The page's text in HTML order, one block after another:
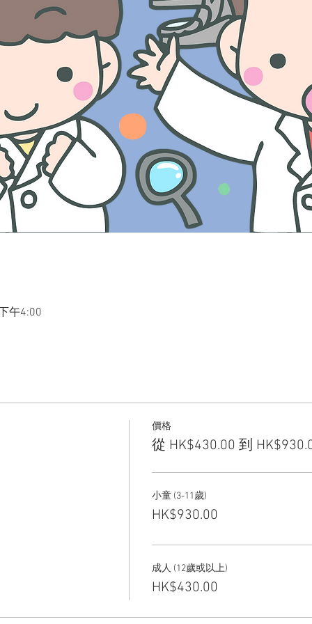
午4:00
價格
從 HK$430.00 到
小童 (3-11歲)
HK$930.00
成人 (12歲或以上)
HK$430.00